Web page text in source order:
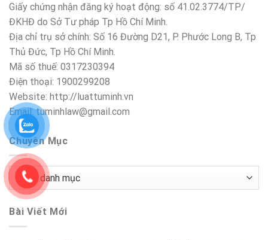
Giấy chứng nhận đăng ký hoạt động: số 41.02.3774/TP/
ĐKHĐ do Sở Tư pháp Tp Hồ Chí Minh.
Địa chỉ trụ sở chính: Số 16 Đường D21, P. Phước Long B, Tp
Thủ Đức, Tp Hồ Chí Minh.
Mã số thuế: 0317230394
Điện thoại: 1900299208
Website: http://luattuminh.vn
Email: tuminhlaw@gmail.com
Chuyên Mục
Chuyên
Mục
Bài Viết Mới